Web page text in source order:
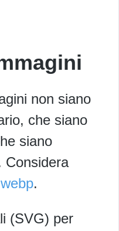
non siano
che siano
siano
Considera
webp.
(SVG) per